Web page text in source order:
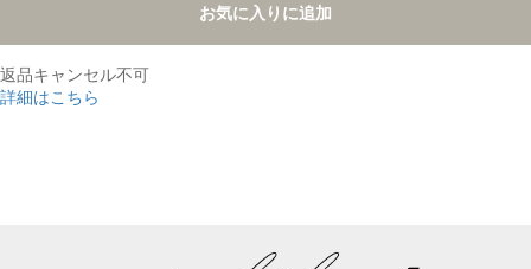
お気に入りに追加
返品キャンセル不可
詳細はこちら